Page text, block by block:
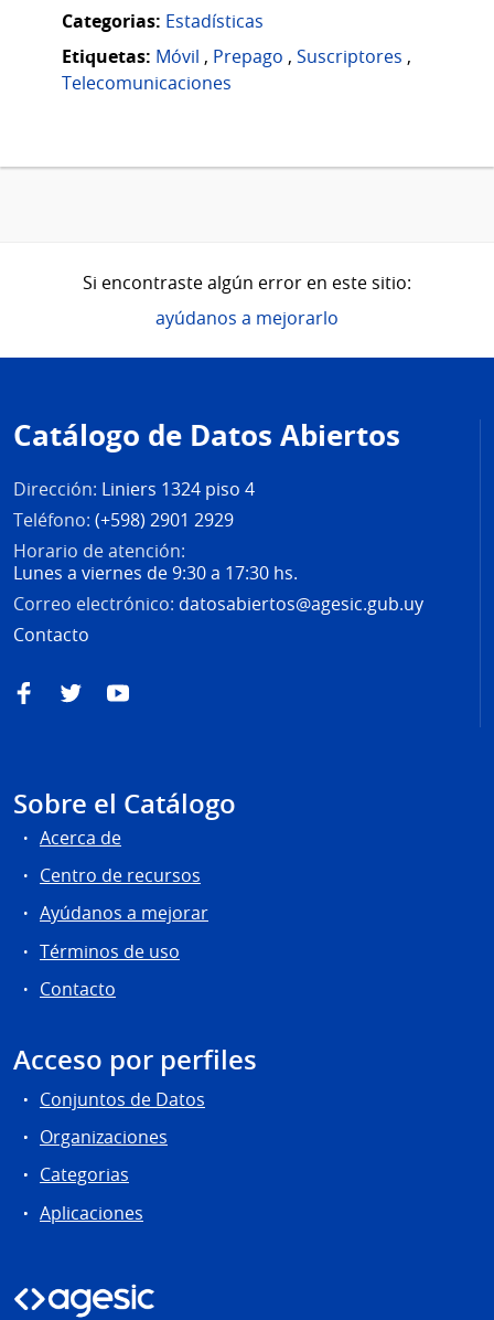
Categorias: Estadísticas
Etiquetas: Móvil , Prepago , Suscriptores ,
Telecomunicaciones
Si encontraste algún error en este sitio:
ayúdanos a mejorarlo
de
página
Catálogo de Datos Abiertos
Dirección: Liniers 1324 piso 4
Teléfono: (+598) 2901 2929
Horario de atención:
Lunes a viernes de 9:30 a 17:30 hs.
Correo electrónico: datosabiertos@agesic.gub.uy
Contacto
FacebookTwitterYouTube
Sobre el Catálogo
Acerca de
Centro de recursos
Ayúdanos a mejorar
Términos de uso
Contacto
Acceso por perfiles
Conjuntos de Datos
Organizaciones
Categorias
Aplicaciones